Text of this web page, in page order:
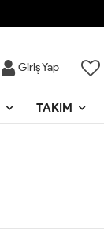
Giriş Yap
TAKIM